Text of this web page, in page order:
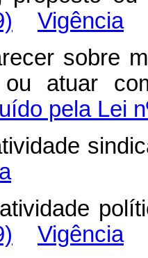
Vigência
sobre
atuar
pela Lei
Vigência